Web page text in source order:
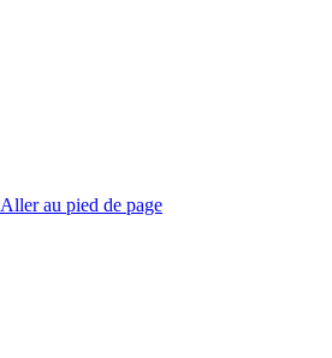
Aller au pied de page